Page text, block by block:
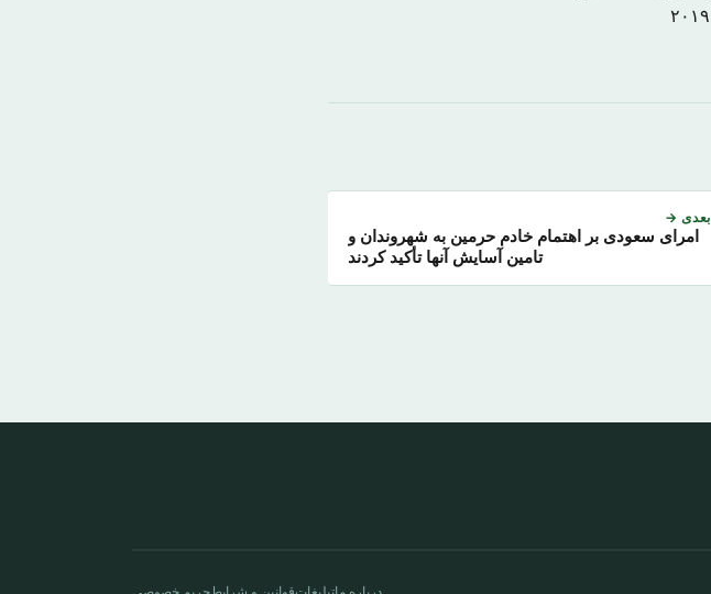
بعدی →
امرای سعودی بر اهتمام خادم حرمین به شهروندان و
تامین آسایش آنها تأکید کردند